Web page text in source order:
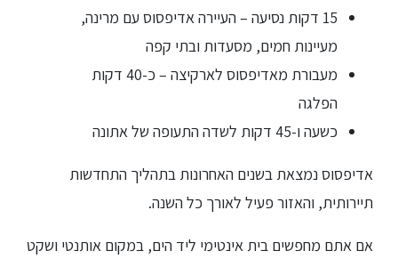
15 דקות נסיעה – העיירה אדיפסוס עם מרינה,
מעיינות חמים, מסעדות ובתי קפה
מעבורת מאדיפסוס לארקיצה – כ-40 דקות
הפלגה
כשעה ו-45 דקות לשדה התעופה של אתונה
אדיפסוס נמצאת בשנים האחרונות בתהליך התחדשות
תיירותית, והאזור פעיל לאורך כל השנה.
אם אתם מחפשים בית אינטימי ליד הים, במקום אותנטי ושקט